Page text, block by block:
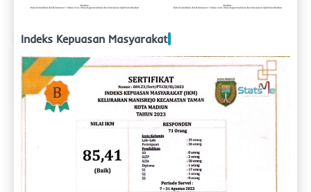
Indeks Kepuasan Masyarakat